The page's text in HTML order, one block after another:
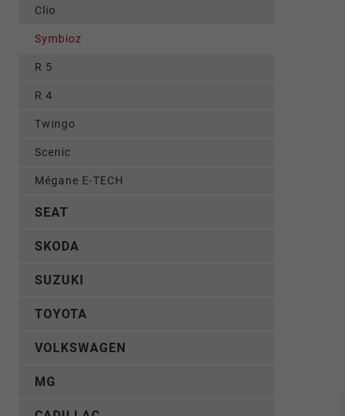
Clio
Symbioz
R 5
R 4
Twingo
Scenic
Mégane E-TECH
SEAT
SKODA
SUZUKI
TOYOTA
VOLKSWAGEN
MG